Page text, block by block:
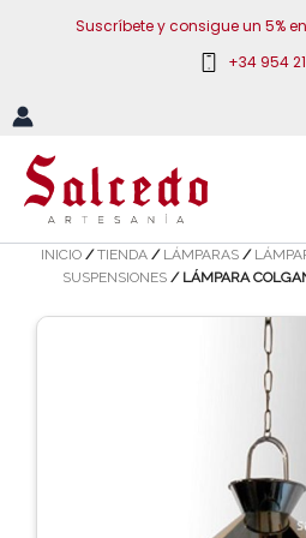
Suscríbete y consigue un 5%
+34 954
INICIO /TIENDA / LÁMPARAS /
SUSPENSIONES / LÁMPARA